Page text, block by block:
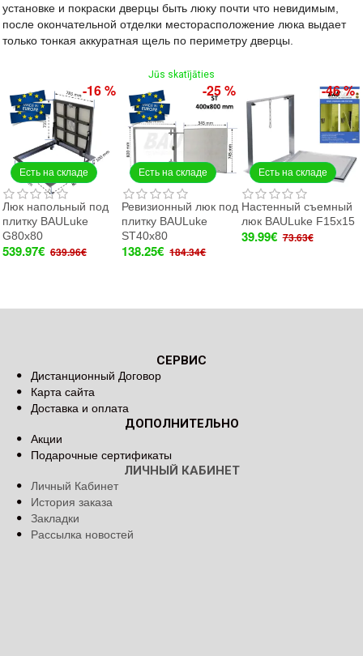
установке и покраски дверцы быть люку почти что невидимым,
после окончательной отделки месторасположение люка выдает
только тонкая аккуратная щель по периметру дверцы.
Jūs skatījāties
Есть на складе
-16 %
Люк напольный под
плитку BAULuke
G80x80
539.97€ 639.96€
Есть на складе
-25 %
Ревизионный люк под
плитку BAULuke
ST40x80
138.25€ 184.34€
Есть на складе
-46 %
Настенный съемный
люк BAULuke F15x15
39.99€ 73.63€
СЕРВИС
Дистанционный Договор
Карта сайта
Доставка и оплата
ДОПОЛНИТЕЛЬНО
Акции
Подарочные сертификаты
ЛИЧНЫЙ КАБИНЕТ
Личный Кабинет
История заказа
Закладки
Рассылка новостей